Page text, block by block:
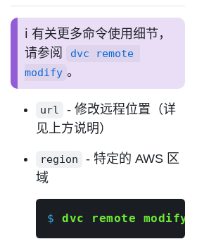
有关更多命令使用细节，
请参阅
dvc remote
modify 。
url
- 修改远程位置（详
见上方说明）
region
- 特定的 AWS 区
域
$ dvc remote modify